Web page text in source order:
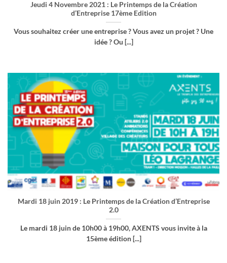
Jeudi 4 Novembre 2021 : Le Printemps de la Création
d’Entreprise 17ème Edition
Vous souhaitez créer une entreprise ? Vous avez un projet ? Une
idée ? Ou [...]
Mardi 18 juin 2019 : Le Printemps de la Création d’Entreprise
2.0
Le mardi 18 juin de 10h00 à 19h00, AXENTS vous invite à la
15ème édition [...]